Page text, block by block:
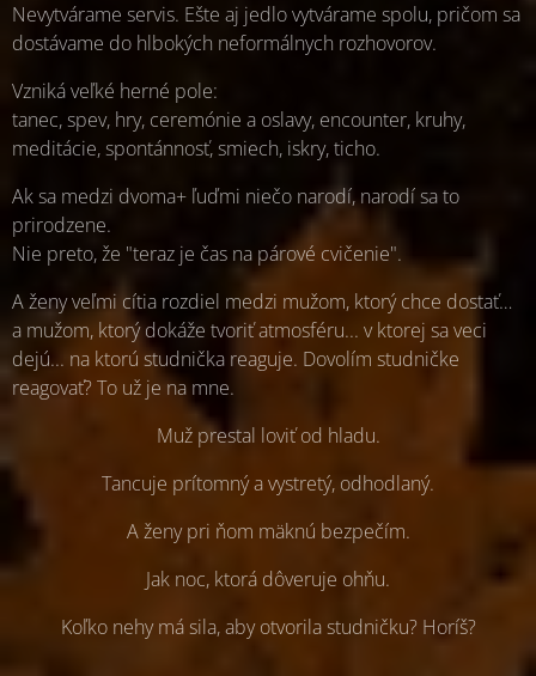
Nevytvárame servis. Ešte aj jedlo vytvárame spolu, pričom sa
dostávame do hlbokých neformálnych rozhovorov.
Vzniká veľké herné pole:
tanec, spev, hry, ceremónie a oslavy, encounter, kruhy,
meditácie, spontánnosť, smiech, iskry, ticho.
Ak sa medzi dvoma+ ľuďmi niečo narodí, narodí sa to
prirodzene.
Nie preto, že "teraz je čas na párové cvičenie".
A ženy veľmi cítia rozdiel medzi mužom, ktorý chce dostať…
a mužom, ktorý dokáže tvoriť atmosféru... v ktorej sa veci
dejú... na ktorú studnička reaguje. Dovolím studničke
reagovať? To už je na mne.
Muž prestal loviť od hladu.
Tancuje prítomný a vystretý, odhodlaný.
A ženy pri ňom mäknú bezpečím.
Jak noc, ktorá dôveruje ohňu.
Koľko nehy má sila, aby otvorila studničku? Horíš?